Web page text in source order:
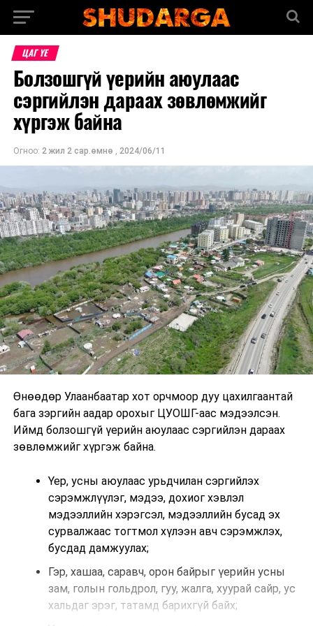
ЦАГ ҮЕ
Болзошгүй үерийн аюулаас
сэргийлэн дараах зөвлөмжийг
хүргэж байна
Огноо: 2 жил 2 сар.өмнө , 2024/06/11
Өнөөдөр Улаанбаатар хот орчмоор дуу цахилгаантай
бага зэргийн аадар орохыг ЦУОШГ-аас мэдээлсэн.
Иймд болзошгүй үерийн аюулаас сэргийлэн дараах
зөвлөмжийг хүргэж байна.
Үер, усны аюулаас урьдчилан сэргийлэх
сэрэмжлүүлэг, мэдээ, дохиог хэвлэл
мэдээллийн хэрэгсэл, мэдээллийн бусад эх
сурвалжаас тогтмол хүлээн авч сэрэмжлэх,
бусдад дамжуулах;
Гэр, хашаа, саравч, орон байрыг үерийн усны
зам, голын гольдрол, гуу, жалга, хуурай сайр, ус
хальдаг эрэг, татамд барихгүй байх;